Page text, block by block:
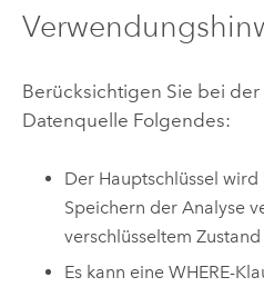
Berücksichtigen Sie bei
Datenquelle Folgendes:
Der Hauptschlüssel
Speichern der Analyse
verschlüsseltem
Es kann eine WHERE-